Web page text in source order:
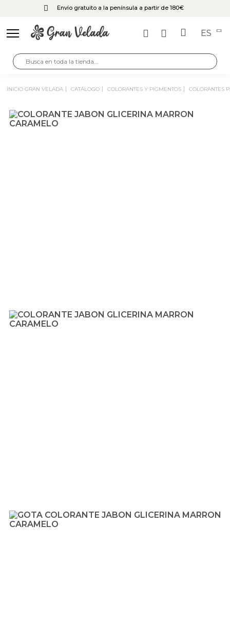
Envío gratuito a la península a partir de 180€
ES
INICIO GRAN VELADA CATÁLOGO COLORANTES Y PIGMENTOS COLORANTES